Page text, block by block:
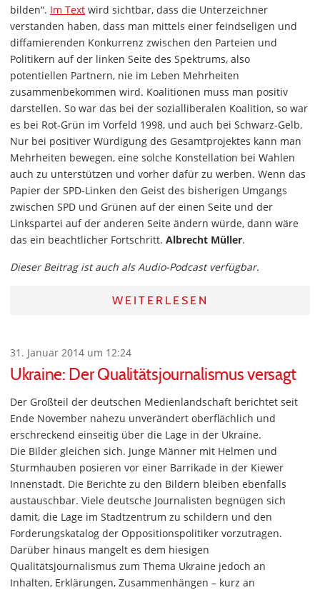
bilden“. Im Text wird sichtbar, dass die Unterzeichner
verstanden haben, dass man mittels einer feindseligen und
diffamierenden Konkurrenz zwischen den Parteien und
Politikern auf der linken Seite des Spektrums, also
potentiellen Partnern, nie im Leben Mehrheiten
zusammenbekommen wird. Koalitionen muss man positiv
darstellen. So war das bei der sozialliberalen Koalition, so war
es bei Rot-Grün im Vorfeld 1998, und auch bei Schwarz-Gelb.
Nur bei positiver Würdigung des Gesamtprojektes kann man
Mehrheiten bewegen, eine solche Konstellation bei Wahlen
auch zu unterstützen und vorher dafür zu werben. Wenn das
Papier der SPD-Linken den Geist des bisherigen Umgangs
zwischen SPD und Grünen auf der einen Seite und der
Linkspartei auf der anderen Seite ändern würde, dann wäre
das ein beachtlicher Fortschritt. Albrecht Müller.
Dieser Beitrag ist auch als Audio-Podcast verfügbar.
WEITERLESEN
31. Januar 2014 um 12:24
Ukraine: Der Qualitätsjournalismus versagt
Der Großteil der deutschen Medienlandschaft berichtet seit
Ende November nahezu unverändert oberflächlich und
erschreckend einseitig über die Lage in der Ukraine.
Die Bilder gleichen sich. Junge Männer mit Helmen und
Sturmhauben posieren vor einer Barrikade in der Kiewer
Innenstadt. Die Berichte zu den Bildern bleiben ebenfalls
austauschbar. Viele deutsche Journalisten begnügen sich
damit, die Lage im Stadtzentrum zu schildern und den
Forderungskatalog der Oppositionspolitiker vorzutragen.
Darüber hinaus mangelt es dem hiesigen
Qualitätsjournalismus zum Thema Ukraine jedoch an
Inhalten, Erklärungen, Zusammenhängen – kurz an